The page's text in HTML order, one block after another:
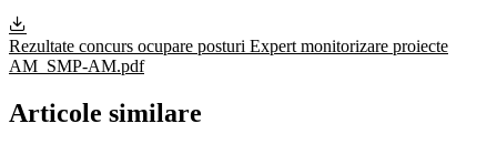
Rezultate concurs ocupare posturi Expert monitorizare proiecte
AM_SMP-AM.pdf
Articole similare